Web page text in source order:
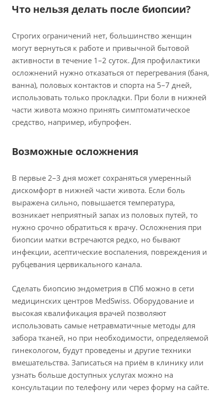
Что нельзя делать после биопсии?
Строгих ограничений нет, большинство женщин
могут вернуться к работе и привычной бытовой
активности в течение 1–2 суток. Для профилактики
осложнений нужно отказаться от перегревания (баня,
ванна), половых контактов и спорта на 5–7 дней,
использовать только прокладки. При боли в нижней
части живота можно принять симптоматическое
средство, например, ибупрофен.
Возможные осложнения
В первые 2–3 дня может сохраняться умеренный
дискомфорт в нижней части живота. Если боль
выражена сильно, повышается температура,
возникает неприятный запах из половых путей, то
нужно срочно обратиться к врачу. Осложнения при
биопсии матки встречаются редко, но бывают
инфекции, асептические воспаления, повреждения и
рубцевания цервикального канала.
Сделать биопсию эндометрия в СПб можно в сети
медицинских центров MedSwiss. Оборудование и
высокая квалификация врачей позволяют
использовать самые нетравматичные методы для
забора тканей, но при необходимости, определяемой
гинекологом, будут проведены и другие техники
вмешательства. Записаться на приём в клинику или
узнать больше доступных услугах можно на
консультации по телефону или через форму на сайте.